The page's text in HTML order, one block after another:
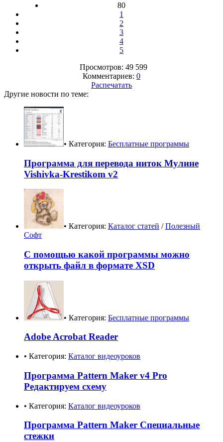
80
1
2
3
4
5
Просмотров: 49 599
Комментариев: 0
Распечатать
Другие новости по теме:
• Категория: Бесплатные программы
Программа для перевода ниток Мулине
Vishivka-Krestikom v2
• Категория: Каталог статей /Полезный
Софт
С помощью какой программы можно
открыть файл в формате XSD
• Категория: Бесплатные программы
Adobe Acrobat Reader
• Категория: Каталог видеоуроков
Программа Pattern Maker v4 Pro
Редактируем схему
• Категория: Каталог видеоуроков
Программа Pattern Maker Специальные
стежки